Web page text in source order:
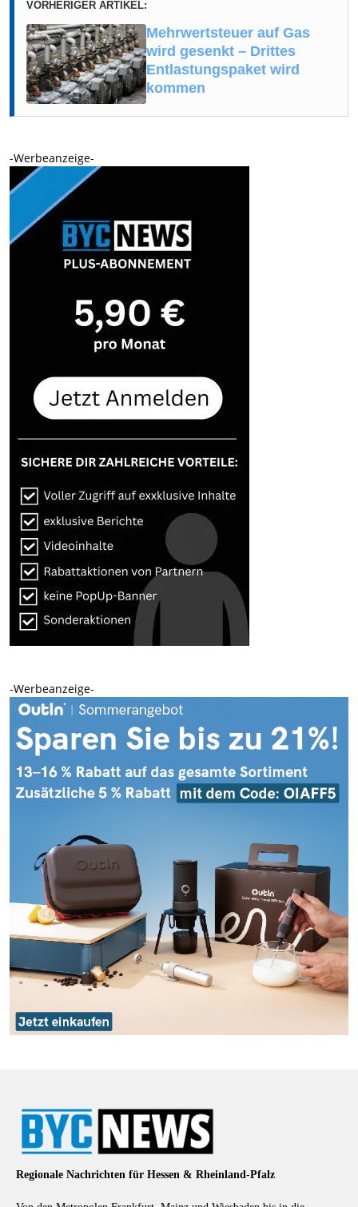
VORHERIGER ARTIKEL:
Mehrwertsteuer auf Gas
wird gesenkt – Drittes
Entlastungspaket wird
kommen
-Werbeanzeige-
-Werbeanzeige-
Regionale Nachrichten für Hessen & Rheinland-Pfalz